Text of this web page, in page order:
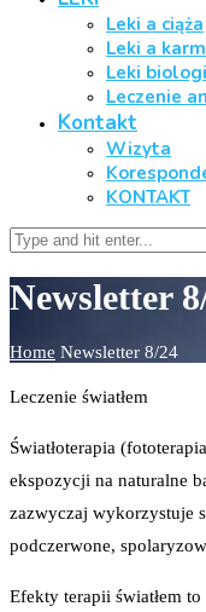
Leki a ciąża
Leki a
Leki
Leczenie
Kontakt
Wizyta
KONTAKT
Newsletter
Home Newsletter 8/24
Leczenie światłem
Światłoterapia
ekspozycji na naturalne
zazwyczaj wykorzystuje
podczerwone,
Efekty terapii światłem